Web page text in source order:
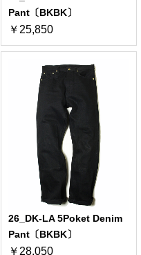
Pant〔BKBK〕
￥25,850
26_DK-LA 5Poket Denim
Pant〔BKBK〕
￥28,050